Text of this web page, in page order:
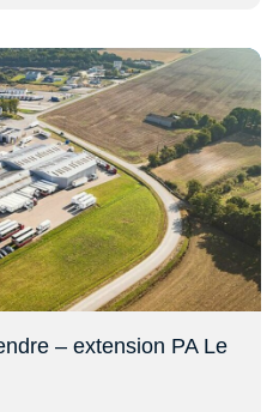
– extension PA Le